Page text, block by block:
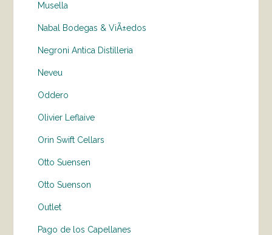
Musella
Nabal Bodegas & ViÃ±edos
Negroni Antica Distilleria
Neveu
Oddero
Olivier Leflaive
Orin Swift Cellars
Otto Suensen
Otto Suenson
Outlet
Pago de los Capellanes